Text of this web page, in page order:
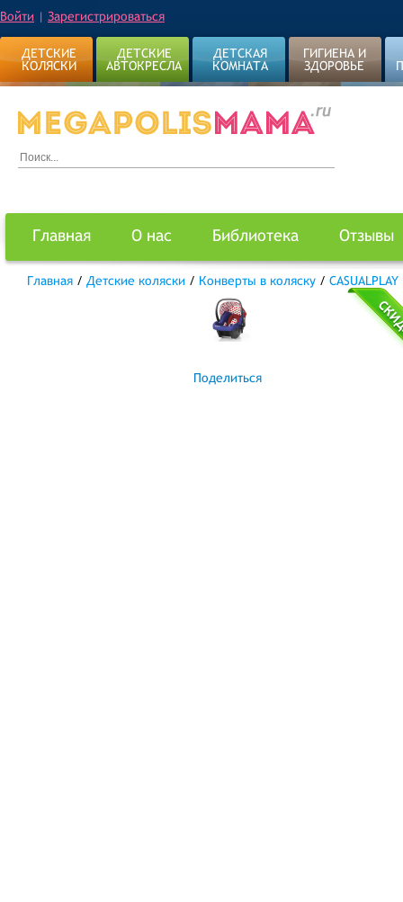
Войти | Зарегистрироваться
ДЕТСКИЕ
КОЛЯСКИ
ДЕТСКИЕ
АВТОКРЕСЛА
ДЕТСКАЯ
КОМНАТА
ГИГИЕНА И
ЗДОРОВЬЕ
Главная О нас Библиотека Отзывы
Главная / Детские коляски / Конверты в коляску / CASUALPLAY
Поделиться